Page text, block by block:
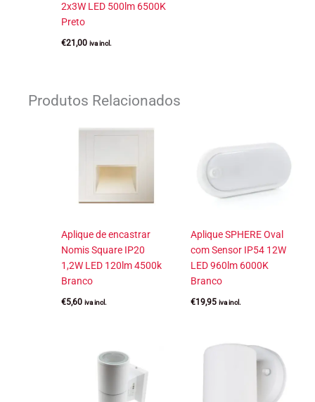
2x3W LED 500lm 6500K
Preto
€21,00 iva incl.
Produtos Relacionados
Aplique de encastrar
Nomis Square IP20
1,2W LED 120lm 4500k
Branco
€5,60 iva incl.
Aplique SPHERE Oval
com Sensor IP54 12W
LED 960lm 6000K
Branco
€19,95 iva incl.